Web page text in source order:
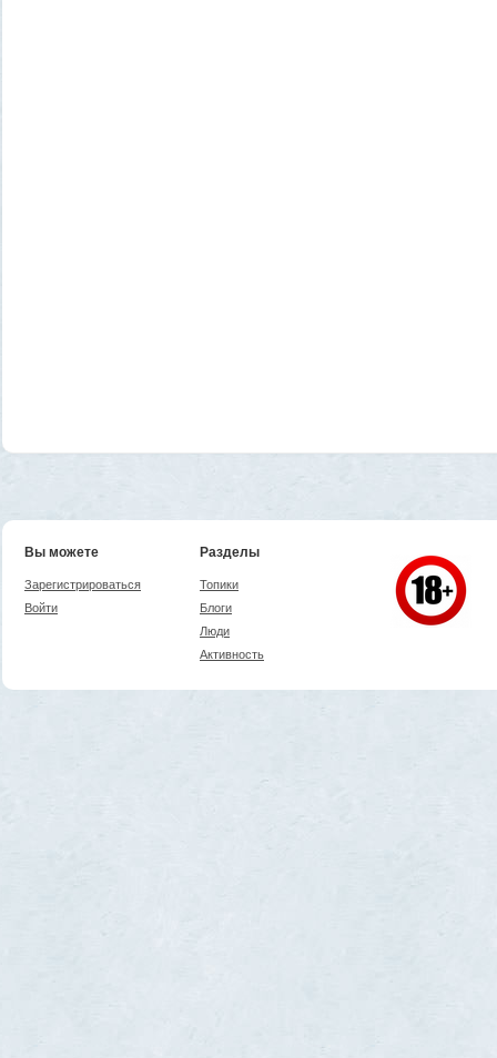
Вы можете
Зарегистрироваться
Войти
Разделы
Топики
Блоги
Люди
Активность